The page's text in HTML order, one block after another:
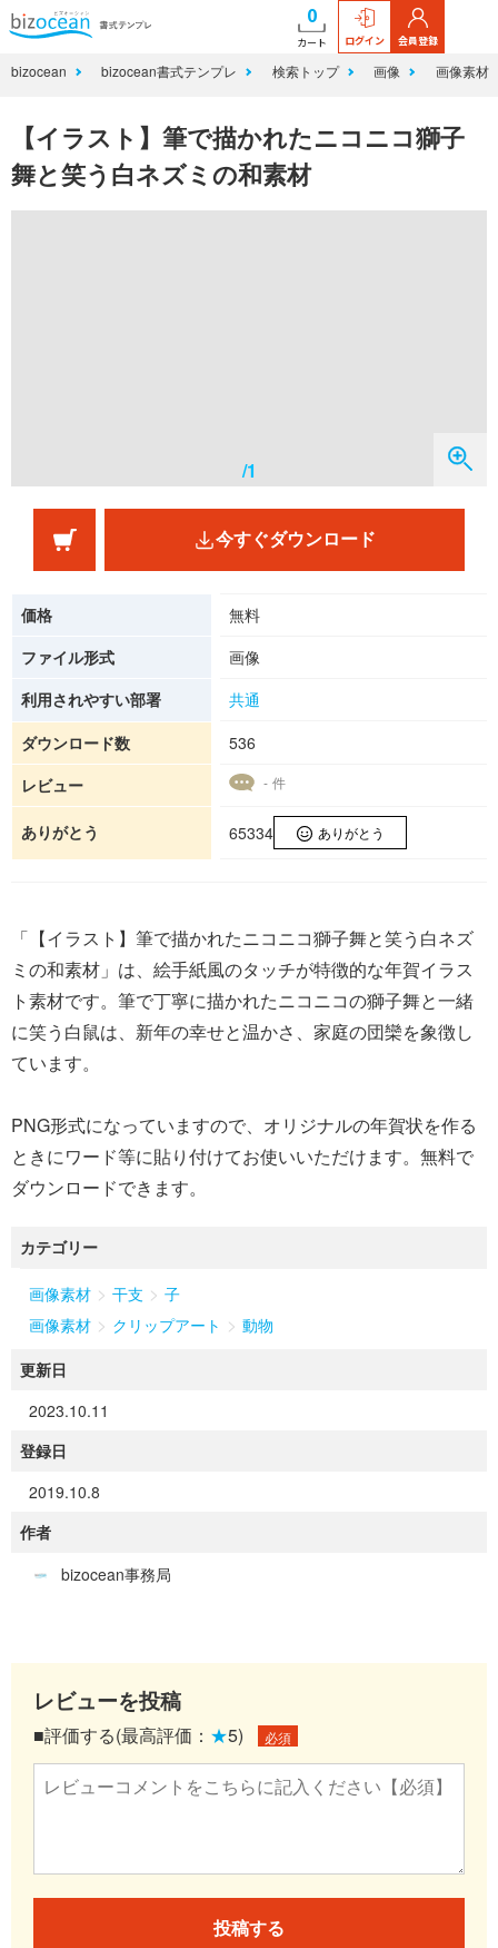
0
カート ログイン 会員登録
bizocean bizocean書式テンプレ 検索トップ 画像 画像素材
【イラスト】筆で描かれたニコニコ獅子
舞と笑う白ネズミの和素材
/1
今すぐダウンロード
価格
無料
ファイル形式
画像
利用されやすい部署
共通
ダウンロード数
536
レビュー
- 件
ありがとう 65334 ありがとう
「【イラスト】筆で描かれたニコニコ獅子舞と笑う白ネズ
ミの和素材」は、絵手紙風のタッチが特徴的な年賀イラス
ト素材です。筆で丁寧に描かれたニコニコの獅子舞と一緒
に笑う白鼠は、新年の幸せと温かさ、家庭の団欒を象徴し
ています。
PNG形式になっていますので、オリジナルの年賀状を作る
ときにワード等に貼り付けてお使いいただけます。無料で
カテゴリー
画像素材 > 干支 > 子
画像素材 > クリップアート > 動物
更新日
2023.10.11
登録日
2019.10.8
作者
bizocean事務局
レビューを投稿
■評価する(最高評価： ★5) 必須
投稿する